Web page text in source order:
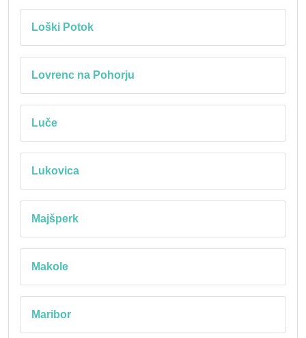
Loški Potok
Lovrenc na Pohorju
Luče
Lukovica
Majšperk
Makole
Maribor